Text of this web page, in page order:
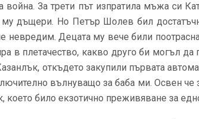
За трети път изпратила мъжа си
му дъщери. Но Петър Шолев бил
невредим. Децата му вече били
в плетачество, какво друго би могъл да
откъдето закупили първата
вълнуващо за баба ми. Освен че
което било екзотично преживяване за